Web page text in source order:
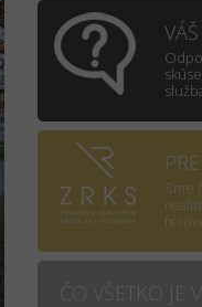
Sme
ČO VŠETKO JE